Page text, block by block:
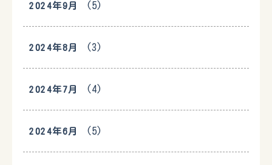
2024年9月 (5)
2024年8月 (3)
2024年7月 (4)
2024年6月 (5)